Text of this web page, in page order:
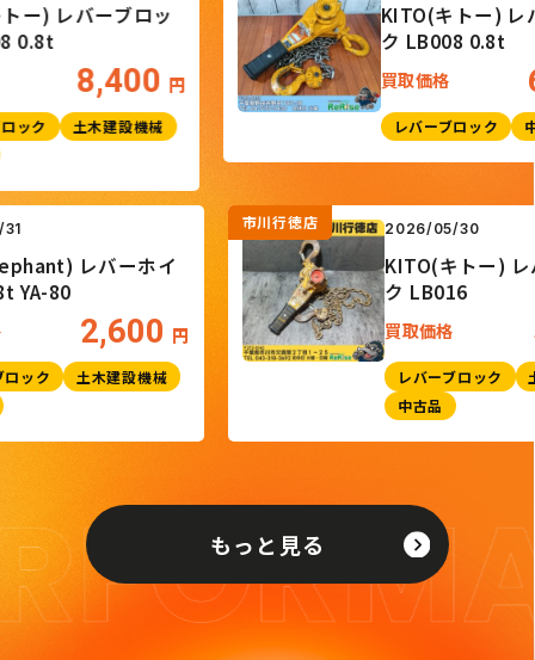
レバーブロッ
8,400 円
土木建設機械
KITO(キトー) レバ
ク LB008 0.8t
買取価格
レバーブロック 中古品
01/31
(Elephant) レバーホイ
0.8t YA-80
格 2,600
ーブロック
土木建設機械
品
市川行徳店 2026/05/30
KITO(キト
ク LB016
買取価格
レバーブロッ
中古品
もっと見る